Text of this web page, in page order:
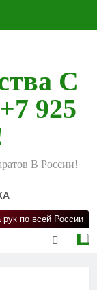
С
925
В России!
рук по всей России